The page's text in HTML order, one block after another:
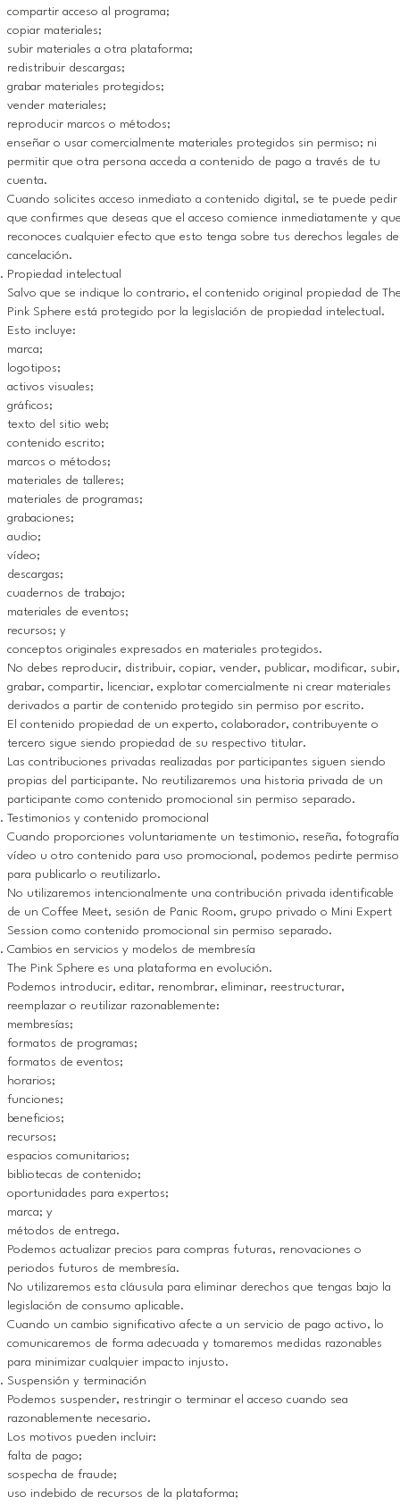
compartir acceso al programa;
copiar materiales;
subir materiales a otra plataforma;
redistribuir descargas;
grabar materiales protegidos;
vender materiales;
reproducir marcos o métodos;
enseñar o usar comercialmente materiales protegidos sin permiso; ni
permitir que otra persona acceda a contenido de pago a través de tu
cuenta.
Cuando solicites acceso inmediato a contenido digital, se te puede pedir
que confirmes que deseas que el acceso comience inmediatamente y
reconoces cualquier efecto que esto tenga sobre tus derechos legales de
cancelación.
Propiedad intelectual
Salvo que se indique lo contrario, el contenido original propiedad de
Pink Sphere está protegido por la legislación de propiedad intelectual.
Esto incluye:
marca;
logotipos;
activos visuales;
gráficos;
texto del sitio web;
contenido escrito;
marcos o métodos;
materiales de talleres;
materiales de programas;
grabaciones;
audio;
vídeo;
descargas;
cuadernos de trabajo;
materiales de eventos;
recursos; y
conceptos originales expresados en materiales protegidos.
No debes reproducir, distribuir, copiar, vender, publicar, modificar, subir,
grabar, compartir, licenciar, explotar comercialmente ni crear materiales
derivados a partir de contenido protegido sin permiso por escrito.
El contenido propiedad de un experto, colaborador, contribuyente o
tercero sigue siendo propiedad de su respectivo titular.
Las contribuciones privadas realizadas por participantes siguen siendo
propias del participante. No reutilizaremos una historia privada de un
participante como contenido promocional sin permiso separado.
Testimonios y contenido promocional
Cuando proporciones voluntariamente un testimonio, reseña,
vídeo u otro contenido para uso promocional, podemos pedirte permiso
para publicarlo o reutilizarlo.
No utilizaremos intencionalmente una contribución privada identificable
de un Coffee Meet, sesión de Panic Room, grupo privado o Mini Expert
Session como contenido promocional sin permiso separado.
Cambios en servicios y modelos de membresía
The Pink Sphere es una plataforma en evolución.
Podemos introducir, editar, renombrar, eliminar, reestructurar,
reemplazar o reutilizar razonablemente:
membresías;
formatos de programas;
formatos de eventos;
horarios;
funciones;
beneficios;
recursos;
espacios comunitarios;
bibliotecas de contenido;
oportunidades para expertos;
marca; y
métodos de entrega.
Podemos actualizar precios para compras futuras, renovaciones o
periodos futuros de membresía.
No utilizaremos esta cláusula para eliminar derechos que tengas bajo la
legislación de consumo aplicable.
Cuando un cambio significativo afecte a un servicio de pago activo, lo
comunicaremos de forma adecuada y tomaremos medidas razonables
para minimizar cualquier impacto injusto.
Suspensión y terminación
Podemos suspender, restringir o terminar el acceso cuando sea
razonablemente necesario.
Los motivos pueden incluir:
falta de pago;
sospecha de fraude;
uso indebido de recursos de la plataforma;